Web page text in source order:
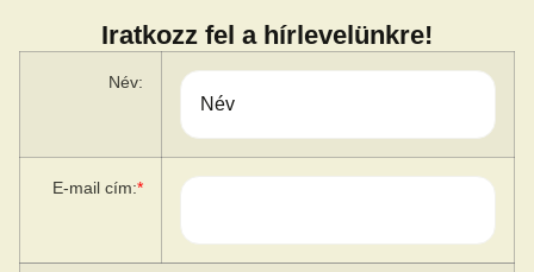
Iratkozz fel a hírlevelünkre!
Név:
E-mail cím:*